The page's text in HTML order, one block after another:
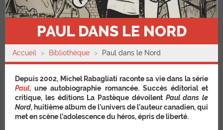
PAUL DANS LE NORD
Accueil Bibliothèque Paul dans le Nord
Depuis 2002, Michel Rabagliati raconte sa vie dans la série
Paul, une autobiographie romancée. Succès éditorial et
critique, les éditions La Pastèque dévoilent Paul dans le
Nord, huitième album de l’univers de l’auteur canadien, qui
met en scène l’adolescence du héros, épris de liberté.